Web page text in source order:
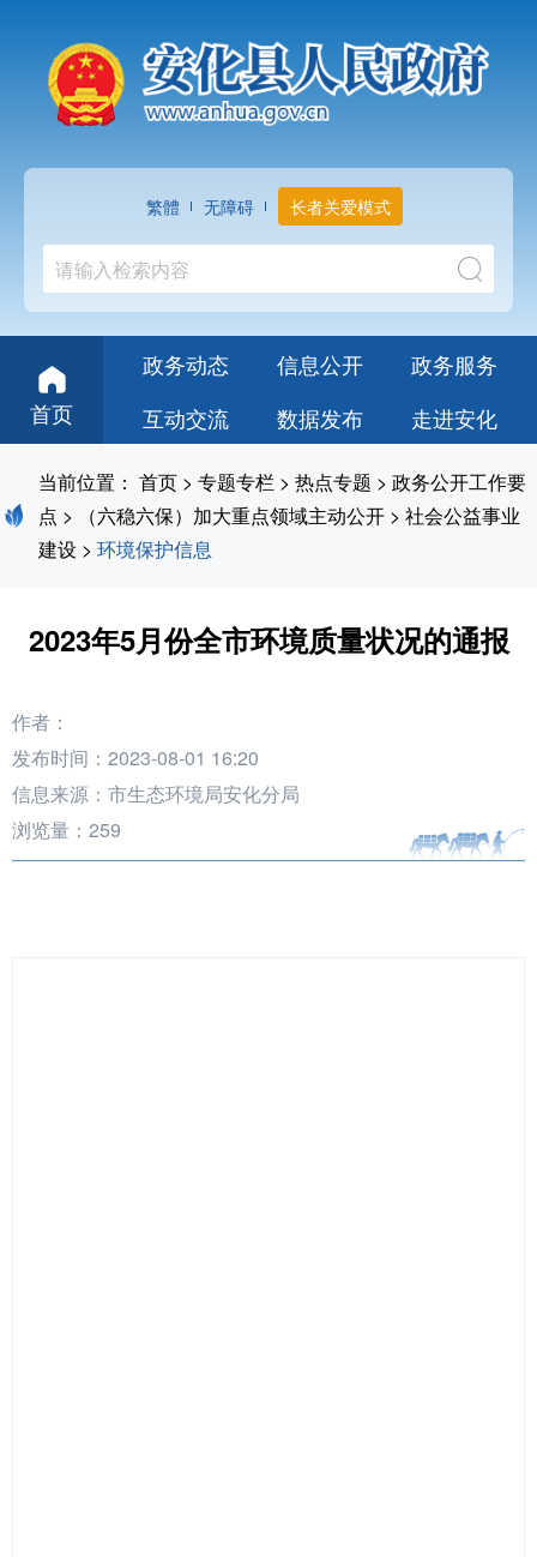
繁體 无障碍 长者关爱模式
首页
政务动态 信息公开
政务服务
互动交流
数据发布 走进安化
当前位置： 首页 > 专题专栏 > 热点专题 > 政务公开工作要
点 > （六稳六保）加大重点领域主动公开 > 社会公益事业
建设 > 环境保护信息
2023年5月份全市环境质量状况的通报
作者：
发布时间：2023-08-01 16:20
信息来源：市生态环境局安化分局
浏览量： 259